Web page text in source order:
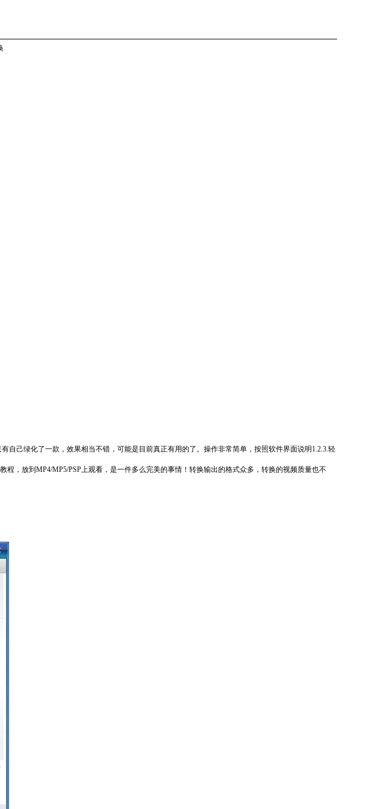
自己绿化了一款，效果相当不错，可能是目前真正有用的了。操作非常简单，按照软件界面说明1.2.3.轻
，放到MP4/MP5/PSP上观看，是一件多么完美的事情！转换输出的格式众多，转换的视频质量也不